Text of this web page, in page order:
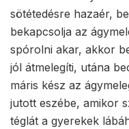
sötétedésre hazaér,
bekapcsolja az
spórolni akar, akkor
jól átmelegíti, utána
máris kész az
jutott eszébe, amikor
téglát a gyerekek